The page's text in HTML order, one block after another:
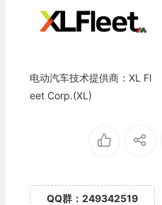
电动汽车技术提供商：XL Fl
eet Corp.(XL)
QQ群：249342519